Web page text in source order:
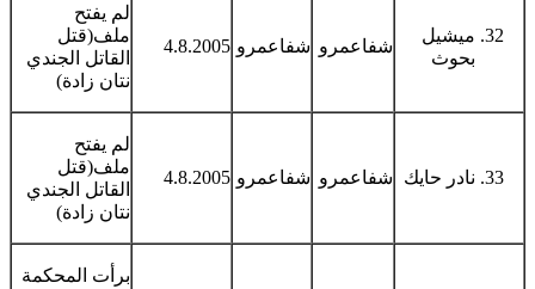
ميشيل
بحوث
شفاعمرو شفاعمرو 4.8.2005
لم يفتح
ملف(قتل
القاتل الجندي
نتان زادة)
نادر حايك شفاعمرو شفاعمرو 4.8.2005
لم يفتح
ملف(قتل
القاتل الجندي
نتان زادة)
برأت المحكمة